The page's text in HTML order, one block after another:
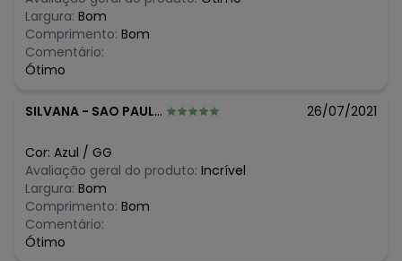
fevereiro/2026
Largura: Bom
Comprimento: Bom
Comentário:
Ótimo
SILVANA - SAO PAULO - SP 26/07/2021
Cor: Azul / GG
Avaliação geral do produto: Incrível
Largura: Bom
Comprimento: Bom
Comentário:
Ótimo